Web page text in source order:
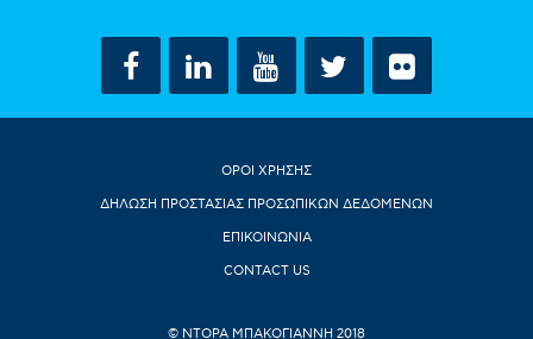
ΟΡΟΙ ΧΡΗΣΗΣ
ΔΗΛΩΣΗ ΠΡΟΣΤΑΣΙΑΣ ΠΡΟΣΩΠΙΚΩΝ ΔΕΔΟΜΕΝΩΝ
ΕΠΙΚΟΙΝΩΝΙΑ
CONTACT US
© ΝΤΟΡΑ ΜΠΑΚΟΓΙΑΝΝΗ 2018